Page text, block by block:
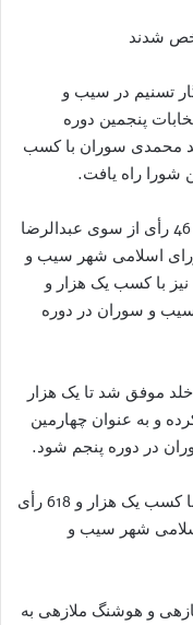
شدند
تسنیم در سیب و
پنجمین دوره
محمدی سوران با کسب
فرماندار سیب و سوران از کسب 2 هزار و 46 رأی از سوی عبدالرضا
اسلامی شهر سیب و
نیز با کسب یک هزار و
سیب و سوران در دوره
موفق شد تا یک هزار
و به عنوان چهارمین
در دوره پنجم شود.
عیسی‌زاده اضافه کرد: ابراهیم جهانی نیز با کسب یک هزار و 618 رأی
شهر سیب و
و هوشنگ ملازهی به